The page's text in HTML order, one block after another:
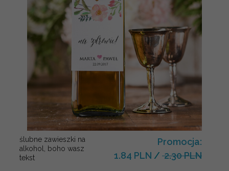
ślubne zawieszki na
alkohol, boho wasz
tekst
Promocja:
1.84 PLN / 2.30 PLN